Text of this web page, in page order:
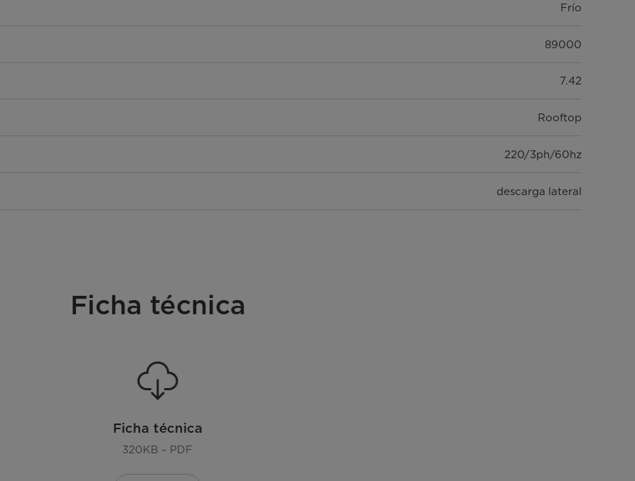
Frío
89000
7.42
Rooftop
220/3ph/60hz
descarga lateral
Ficha técnica
Ficha técnica
320KB – PDF